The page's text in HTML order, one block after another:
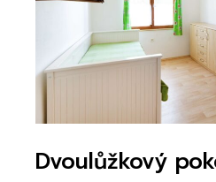
Dvoulůžkový